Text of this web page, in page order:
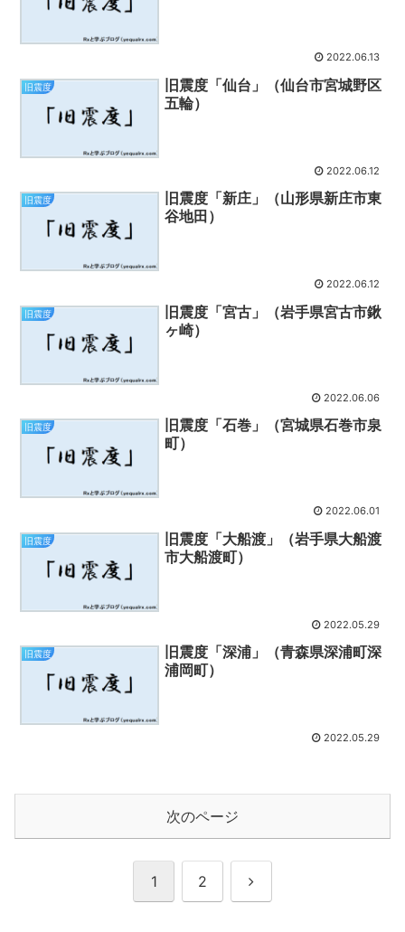
2022.06.13
旧震度
旧震度「仙台」（仙台市宮城野区
五輪）
2022.06.12
旧震度
旧震度「新庄」（山形県新庄市東
谷地田）
2022.06.12
旧震度
旧震度「宮古」（岩手県宮古市鍬
ヶ崎）
2022.06.06
旧震度
旧震度「石巻」（宮城県石巻市泉
町）
2022.06.01
旧震度
旧震度「大船渡」（岩手県大船渡
市大船渡町）
2022.05.29
旧震度
旧震度「深浦」（青森県深浦町深
浦岡町）
2022.05.29
次のページ
1 2 次